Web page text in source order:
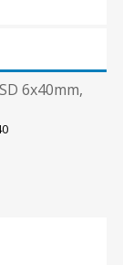
6x40mm,